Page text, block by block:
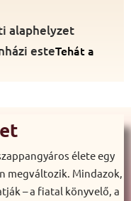
alaphelyzet
esteTehát a
élete egy
megváltozik. Mindazok,
– a fiatal könyvelő, a